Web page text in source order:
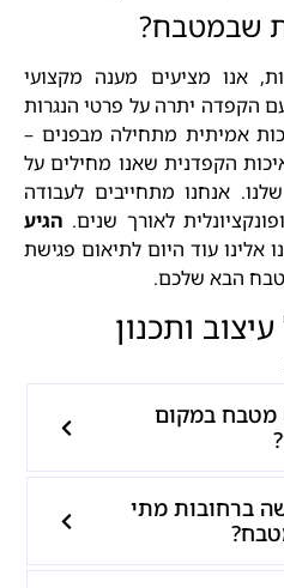
שבמטבח?
אנו מציעים מענה מקצועי
הקפדה יתרה על פרטי הנגרות
אמיתית מתחילה מבפנים –
הקפדנית שאנו מחילים על
אנחנו מתחייבים לעבודה
לאורך שנים. הגיע
אלינו עוד היום לתיאום פגישת
הבא שלכם.
ותכנון
מטבח במקום
ברחובות מתי